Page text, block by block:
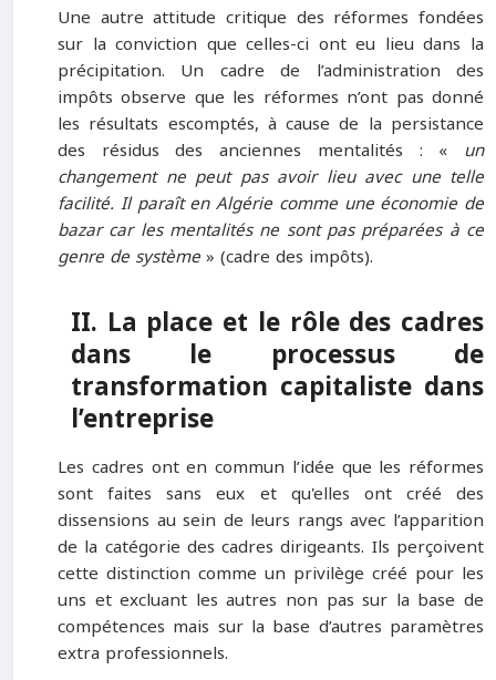
Une autre attitude critique des réformes fondées
sur la conviction que celles-ci ont eu lieu dans la
précipitation. Un cadre de l’administration des
impôts observe que les réformes n’ont pas donné
les résultats escomptés, à cause de la persistance
des résidus des anciennes mentalités : « un
changement ne peut pas avoir lieu avec une telle
facilité. Il paraît en Algérie comme une économie de
bazar car les mentalités ne sont pas préparées à ce
genre de système» (cadre des impôts).
II. La place et le rôle des cadres
dans le processus de
transformation capitaliste dans
l’entreprise
Les cadres ont en commun l’idée que les réformes
sont faites sans eux et qu'elles ont créé des
dissensions au sein de leurs rangs avec l’apparition
de la catégorie des cadres dirigeants. Ils perçoivent
cette distinction comme un privilège créé pour les
uns et excluant les autres non pas sur la base de
compétences mais sur la base d’autres paramètres
extra professionnels.